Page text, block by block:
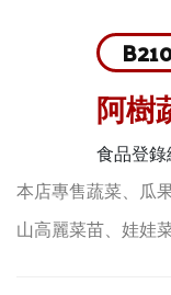
阿樹
食品登錄
本店專售蔬菜、瓜
山高麗菜苗、娃娃